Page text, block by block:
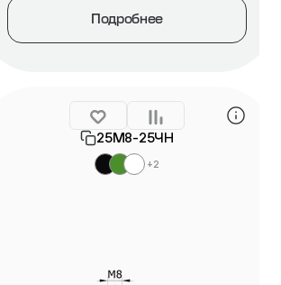
Подробнее
25М8-25ЧН
+2